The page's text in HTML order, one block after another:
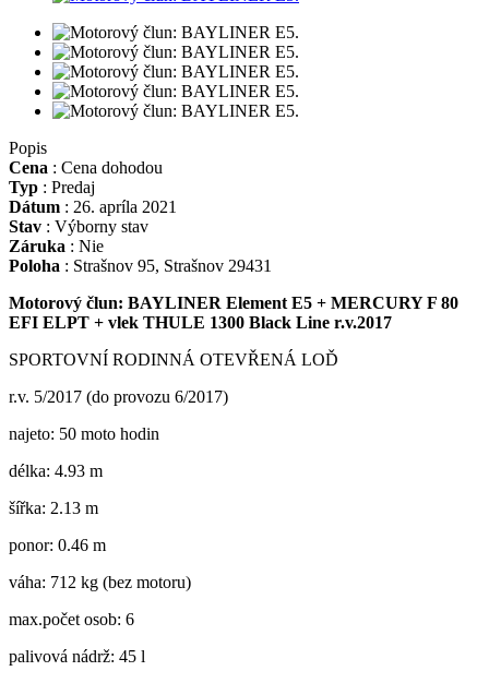
Popis
Cena : Cena dohodou
Typ : Predaj
Dátum : 26. apríla 2021
Stav : Výborny stav
Záruka : Nie
Poloha : Strašnov 95, Strašnov 29431
Motorový člun: BAYLINER Element E5 + MERCURY F 80
EFI ELPT + vlek THULE 1300 Black Line r.v.2017
SPORTOVNÍ RODINNÁ OTEVŘENÁ LOĎ
r.v. 5/2017 (do provozu 6/2017)
najeto: 50 moto hodin
délka: 4.93 m
šířka: 2.13 m
ponor: 0.46 m
váha: 712 kg (bez motoru)
max.počet osob: 6
palivová nádrž: 45 l